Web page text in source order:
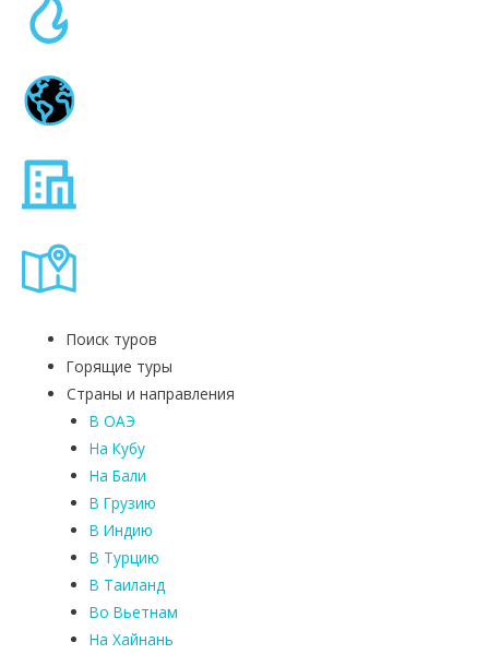
Поиск туров
Горящие туры
Страны и направления
В ОАЭ
На Кубу
На Бали
В Грузию
В Индию
В Турцию
В Таиланд
Во Вьетнам
На Хайнань